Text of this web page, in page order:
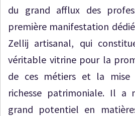
du grand afflux des
première manifestation
Zellij artisanal, qui
véritable vitrine pour la
de ces métiers et la
richesse patrimoniale. Il a
grand potentiel en